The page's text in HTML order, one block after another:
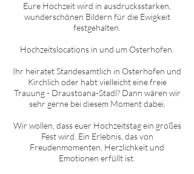
Eure Hochzeit wird in ausdrucksstarken,
wunderschönen Bildern für die Ewigkeit
festgehalten.
Hochzeitslocations in und um Osterhofen
Ihr heiratet Standesamtlich in Osterhofen und
Kirchlich oder habt vielleicht eine freie
Trauung - Draustoana-Stadl? Dann wären wir
sehr gerne bei diesem Moment dabei.
Wir wollen, dass euer Hochzeitstag ein großes
Fest wird. Ein Erlebnis, das von
Freudenmomenten, Herzlichkeit und
Emotionen erfüllt ist.